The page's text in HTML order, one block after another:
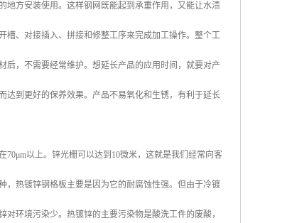
地方安装使用。这样钢网既能起到承重作用，又能让水渍
槽、对接插入、拼接和修整工序来完成加工操作。整个工
后，不需要经常维护。想延长产品的应用时间，就要对产
达到更好的保养效果。产品不易氧化和生锈，有利于延长
以上。锌光栅可以达到10微米，这就是我们经常向客
，热镀锌钢格板主要是因为它的耐腐蚀性强。但由于冷镀
环境污染少。热镀锌的主要污染物是酸洗工件的废酸，